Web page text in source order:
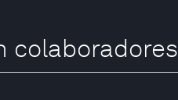
colaboradores